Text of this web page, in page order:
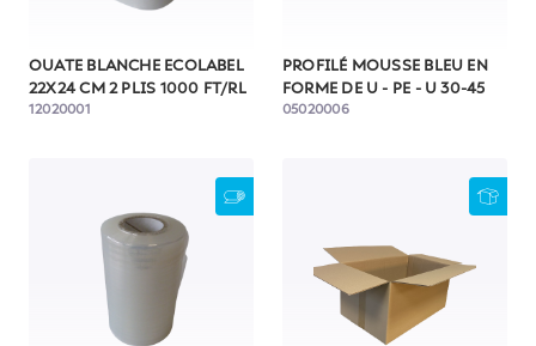
OUATE BLANCHE ECOLABEL
22X24 CM 2 PLIS 1000 FT/RL
12020001
PROFILÉ MOUSSE BLEU EN
FORME DE U - PE - U 30-45
05020006